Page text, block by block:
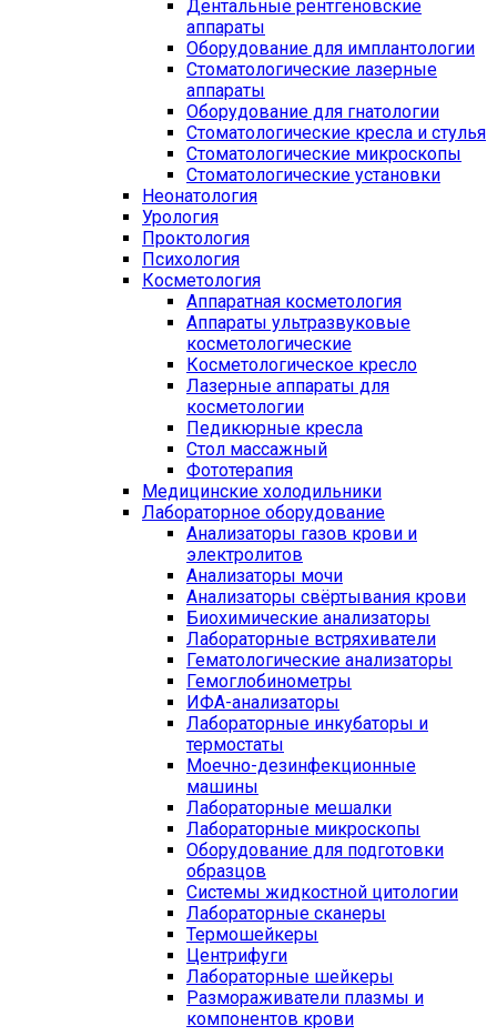
Дентальные рентгеновские
аппараты
Оборудование для имплантологии
Стоматологические лазерные
аппараты
Оборудование для гнатологии
Стоматологические кресла и стулья
Стоматологические микроскопы
Стоматологические установки
Неонатология
Урология
Проктология
Психология
Косметология
Аппаратная косметология
Аппараты ультразвуковые
косметологические
Косметологическое кресло
Лазерные аппараты для
косметологии
Педикюрные кресла
Стол массажный
Фототерапия
Медицинские холодильники
Лабораторное оборудование
Анализаторы газов крови и
электролитов
Анализаторы мочи
Анализаторы свёртывания крови
Биохимические анализаторы
Лабораторные встряхиватели
Гематологические анализаторы
Гемоглобинометры
ИФА-анализаторы
Лабораторные инкубаторы и
термостаты
Моечно-дезинфекционные
машины
Лабораторные мешалки
Лабораторные микроскопы
Оборудование для подготовки
образцов
Системы жидкостной цитологии
Лабораторные сканеры
Термошейкеры
Центрифуги
Лабораторные шейкеры
Размораживатели плазмы и
компонентов крови